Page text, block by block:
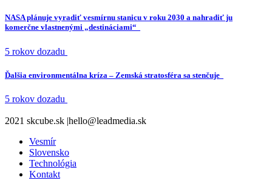
NASA plánuje vyradiť vesmírnu stanicu v roku 2030 a nahradiť ju
komerčne vlastnenými „destináciami“
5 rokov dozadu
Ďalšia environmentálna kríza – Zemská stratosféra sa stenčuje
5 rokov dozadu
2021 skcube.sk |hello@leadmedia.sk
Vesmír
Slovensko
Technológia
Kontakt